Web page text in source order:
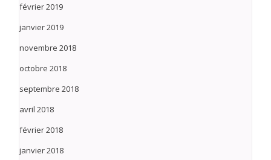
février 2019
janvier 2019
novembre 2018
octobre 2018
septembre 2018
avril 2018
février 2018
janvier 2018